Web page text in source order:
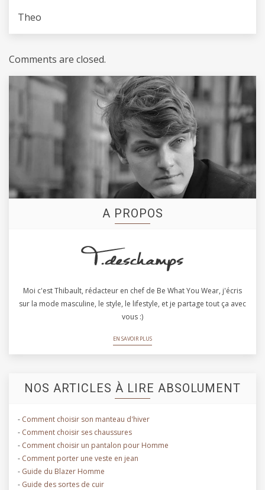
Theo
Comments are closed.
A PROPOS
Moi c'est Thibault, rédacteur en chef de Be What You Wear, j'écris
sur la mode masculine, le style, le lifestyle, et je partage tout ça avec
vous :)
EN SAVOIR PLUS
NOS ARTICLES À LIRE ABSOLUMENT
- Comment choisir son manteau d'hiver
- Comment choisir ses chaussures
- Comment choisir un pantalon pour Homme
- Comment porter une veste en jean
- Guide du Blazer Homme
- Guide des sortes de cuir